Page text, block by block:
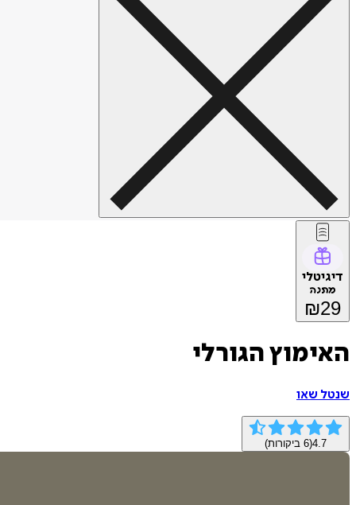
דיגיטלי
מתנה
₪29
האימוץ הגורלי
שנטל שאו
4.7
(
6 ביקורות)